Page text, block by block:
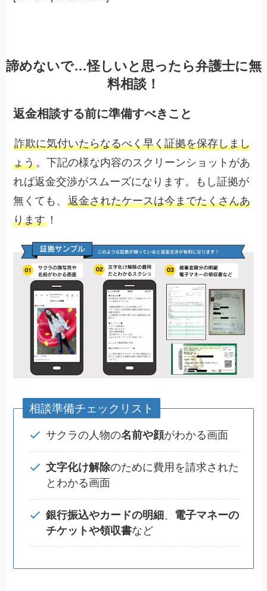
諦めないで…怪しいと思ったら弁護士に無
料相談！
返金相談する前に準備すべきこと
詐欺に気付いたらなるべく早く証拠を保存しまし
ょう。下記の様な内容のスクリーンショットがあ
れば返金交渉がスムーズになります。もし証拠が
無くても、返金されたケースは今までたくさんあ
ります ！
相談準備チェックリスト
サクラの人物の名前や顔がわかる画面
文字化け解除のために費用を請求された
とわかる画面
銀行振込やカードの明細、 電子マネーの
チケットや領収書など